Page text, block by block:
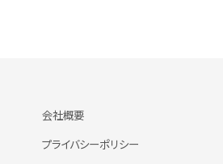
会社概要
プライバシーポリシー